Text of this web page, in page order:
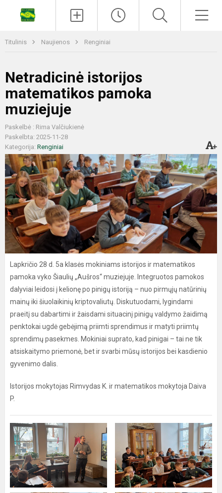
Titulinis Naujienos Renginiai
Netradicinė istorijos
matematikos pamoka
muziejuje
Paskelbė : Rima Valčiukienė
Paskelbta: 2025-11-28
Kategorija: Renginiai
Lapkričio 28 d. 5a klasės mokiniams istorijos ir matematikos
pamoka vyko Šiaulių „Aušros“ muziejuje. Integruotos pamokos
dalyviai leidosi į kelionę po pinigų istoriją – nuo pirmųjų natūrinių
mainų iki šiuolaikinių kriptovaliutų. Diskutuodami, lygindami
praeitį su dabartimi ir žaisdami situacinį pinigų valdymo žaidimą
penktokai ugdė gebėjimą priimti sprendimus ir matyti priimtų
sprendimų pasekmes. Mokiniai suprato, kad pinigai – tai ne tik
atsiskaitymo priemonė, bet ir svarbi mūsų istorijos bei kasdienio
gyvenimo dalis.
Istorijos mokytojas Rimvydas K. ir matematikos mokytoja Daiva
P.